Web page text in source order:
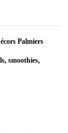
Palmiers
smoothies,